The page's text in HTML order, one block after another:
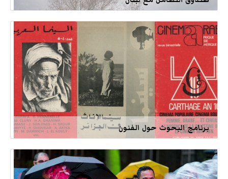
برنامج البحوث حول الفنون